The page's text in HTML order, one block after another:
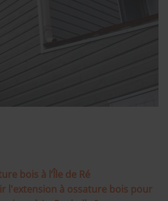
bois à l’Île de Ré
l'extension à ossature bois pour